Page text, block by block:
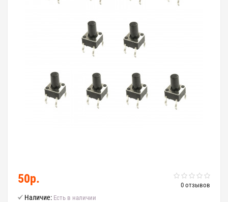
0 отзывов
50р.
Наличие: Есть в наличии